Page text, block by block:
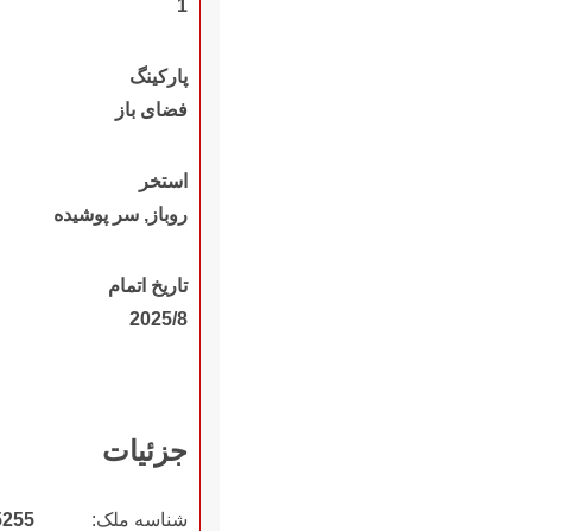
1
پارکینگ
فضای باز
استخر
روباز, سر پوشیده
تاریخ اتمام
2025/8
جزئیات
شناسه ملک: